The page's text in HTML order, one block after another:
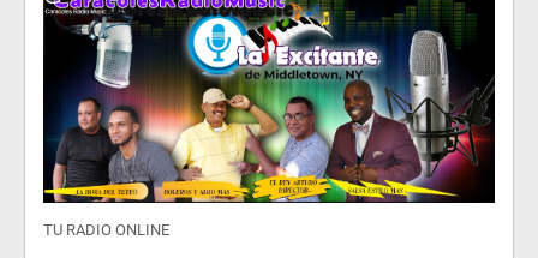
TU RADIO ONLINE